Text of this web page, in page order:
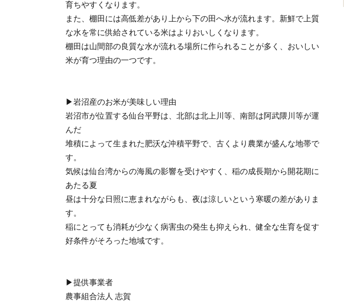
育ちやすくなります。
また、棚田には高低差があり上から下の田へ水が流れます。新鮮で上質
な水を常に供給されている米はよりおいしくなります。
棚田は山間部の良質な水が流れる場所に作られることが多く、おいしい
米が育つ理由の一つです。
▶岩沼産のお米が美味しい理由
岩沼市が位置する仙台平野は、北部は北上川等、南部は阿武隈川等が運
んだ
堆積によって生まれた肥沃な沖積平野で、古くより農業が盛んな地帯で
す。
気候は仙台湾からの海風の影響を受けやすく、稲の成長期から開花期に
あたる夏
昼は十分な日照に恵まれながらも、夜は涼しいという寒暖の差がありま
す。
稲にとっても消耗が少なく病害虫の発生も抑えられ、健全な生育を促す
好条件がそろった地域です。
▶提供事業者
農事組合法人 志賀